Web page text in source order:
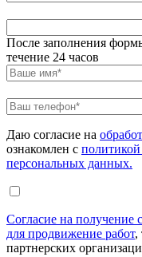
После заполнения
течение 24 часов
Даю согласие на
ознакомлен с
персональных данных.
Согласие на получение
для продвижение работ,
партнерских